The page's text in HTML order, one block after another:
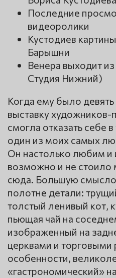
Последние
видеоролики
Кустодиев
Барышни
Венера выходит
Студия Нижний)
Когда ему было
выставку
смогла отказать себе
один из моих самых
Он настолько любим и
возможно и не стоило
сюда. Большую
полотне детали:
толстый ленивый кот,
пьющая чай на
изображенный на
церквами и торговыми
особенности,
«гастрономический»